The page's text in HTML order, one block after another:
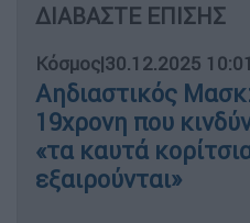
ΔΙΑΒΑΣΤΕ ΕΠΙΣΗΣ
Κόσμος|30.12.2025 10:01
Αηδιαστικός
19χρονη που
«τα καυτά
εξαιρούνται»